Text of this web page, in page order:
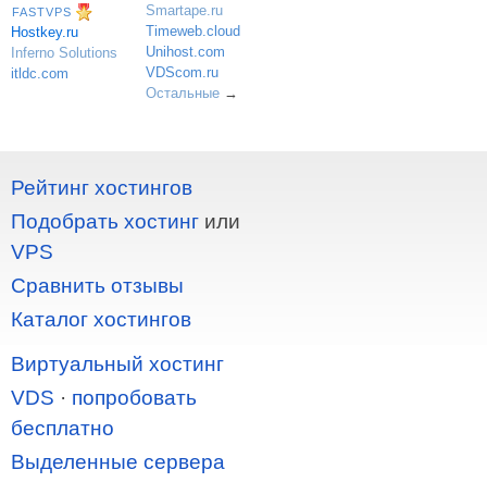
FASTVPS
Hostkey.ru
Inferno Solutions
itldc.com
Smartape.ru
Timeweb.cloud
Unihost.com
VDScom.ru
Остальные→
Рейтинг хостингов
Подобрать хостинг или
VPS
Сравнить отзывы
Каталог хостингов
Виртуальный хостинг
VDS · попробовать
бесплатно
Выделенные сервера